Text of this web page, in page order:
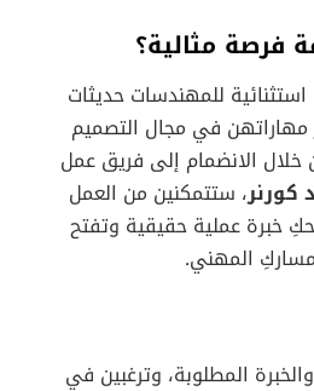
فرصة مثالية؟
للمهندسات حديثات
مهاراتهن في مجال التصميم
خلال الانضمام إلى فريق عمل
كورنر، ستتمكنين من العمل
خبرة عملية حقيقية وتفتح
المهني.
المطلوبة، وترغبين في